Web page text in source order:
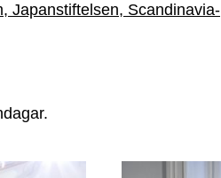
Japanstiftelsen, Scandinavia-